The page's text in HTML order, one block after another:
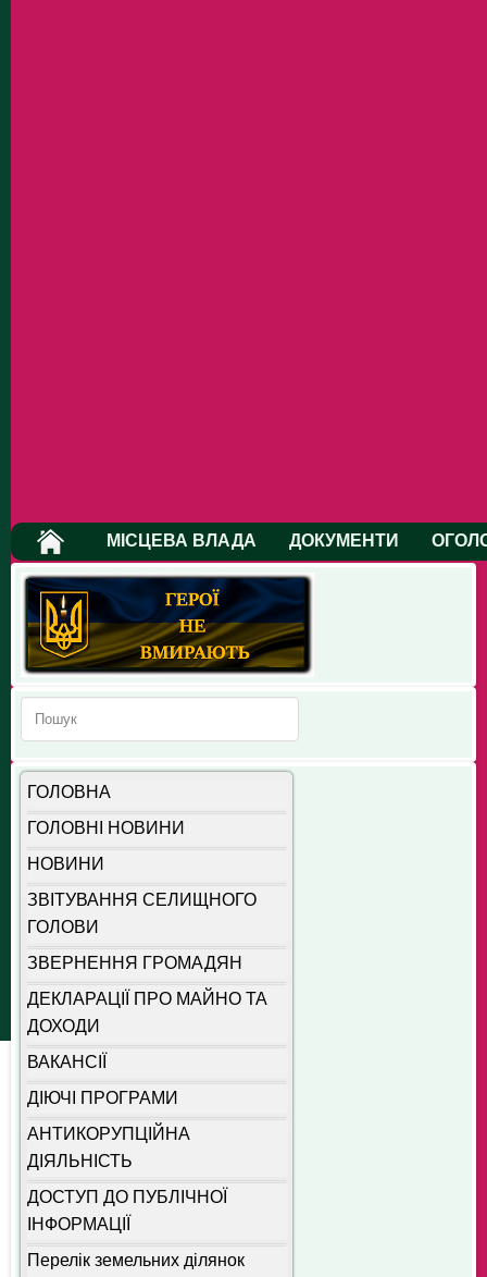
МІСЦЕВА ВЛАДА ДОКУМЕНТИ
ГОЛОВНА
ГОЛОВНІ НОВИНИ
НОВИНИ
ЗВІТУВАННЯ СЕЛИЩНОГО
ГОЛОВИ
ЗВЕРНЕННЯ ГРОМАДЯН
ДЕКЛАРАЦІЇ ПРО МАЙНО ТА
ДОХОДИ
ВАКАНСІЇ
ДІЮЧІ ПРОГРАМИ
АНТИКОРУПЦІЙНА
ДІЯЛЬНІСТЬ
ДОСТУП ДО ПУБЛІЧНОЇ
ІНФОРМАЦІЇ
Перелік земельних ділянок